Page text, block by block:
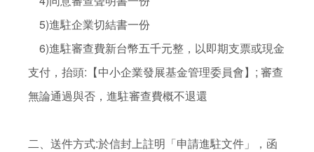
支付，抬頭:【中小企業發展基金管理委員會】; 審查
無論通過與否，進駐審查費概不退還
二、送件方式:於信封上註明「申請進駐文件」，函